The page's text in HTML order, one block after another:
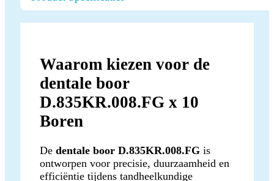
Waarom kiezen voor de
dentale boor
D.835KR.008.FG x 10
Boren
De dentale boor D.835KR.008.FG is
ontworpen voor precisie, duurzaamheid en
efficiëntie tijdens tandheelkundige